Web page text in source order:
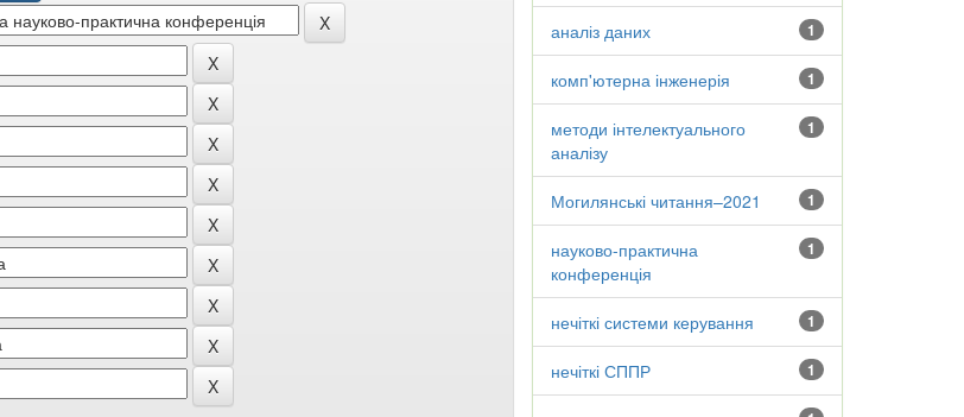
1
аналіз даних
1
комп'ютерна інженерія
1
методи інтелектуального
аналізу
1
Могилянські читання–2021
1
науково-практична
конференція
1
нечіткі системи керування
1
нечіткі СППР